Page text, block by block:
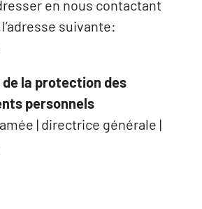
en nous contactant
suivante:
de la protection des
personnels
| directrice générale |